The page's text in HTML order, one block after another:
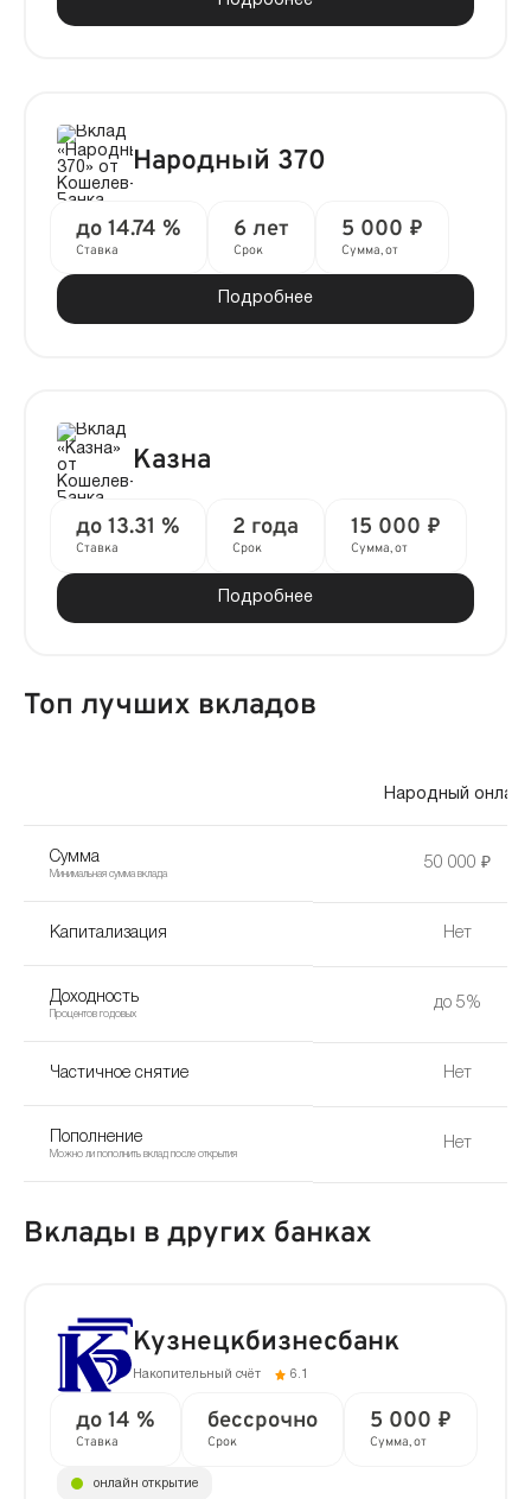
Народный 370
до 14.74 %
Ставка
6 лет
Срок
5 000 ₽
Сумма, от
Подробнее
Казна
до 13.31 %
Ставка
2 года
Срок
15 000 ₽
Сумма, от
Подробнее
Топ лучших вкладов
Народный онлайн
Сумма
Минимальная сумма вклада
50 000 ₽
Капитализация Нет
Доходность
Процентов годовых
до 5%
Частичное снятие Нет
Пополнение
Можно ли пополнить вклад после открытия
Нет
Вклады в других банках
Кузнецкбизнесбанк
Накопительный счёт 6.1
до 14 %
Ставка
бессрочно
Срок
5 000 ₽
Сумма, от
онлайн открытие